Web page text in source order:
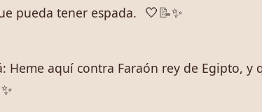
pueda tener espada.
🤍 📝✨
Heme aquí contra Faraón rey de Egipto,
✨